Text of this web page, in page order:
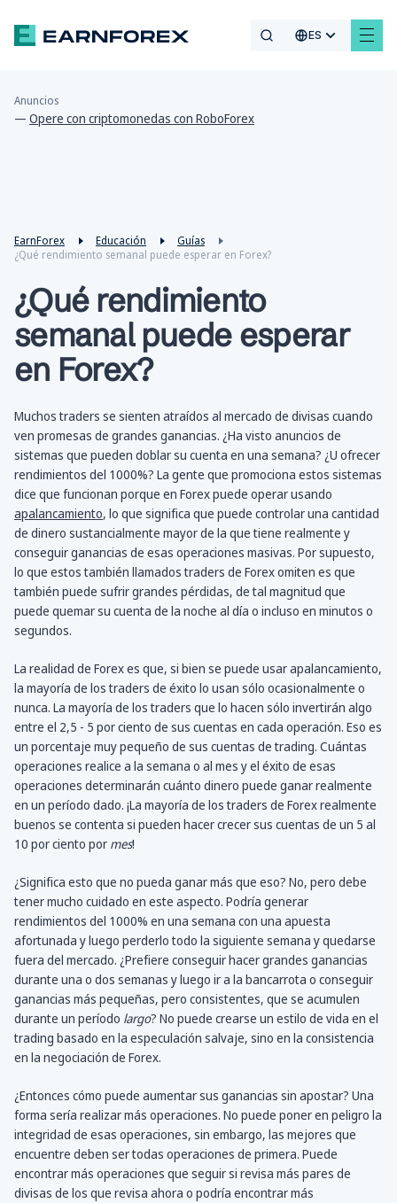
ES
Anuncios
— Opere con criptomonedas con RoboForex
EarnForex Educación
Guías
¿Qué rendimiento semanal puede esperar en Forex?
¿Qué rendimiento
semanal puede esperar
en Forex?
Muchos traders se sienten atraídos al mercado de divisas cuando
ven promesas de grandes ganancias. ¿Ha visto anuncios de
sistemas que pueden doblar su cuenta en una semana? ¿U ofrecer
rendimientos del 1000%? La gente que promociona estos sistemas
dice que funcionan porque en Forex puede operar usando
apalancamiento, lo que significa que puede controlar una cantidad
de dinero sustancialmente mayor de la que tiene realmente y
conseguir ganancias de esas operaciones masivas. Por supuesto,
lo que estos también llamados traders de Forex omiten es que
también puede sufrir grandes pérdidas, de tal magnitud que
puede quemar su cuenta de la noche al día o incluso en minutos o
segundos.
La realidad de Forex es que, si bien se puede usar apalancamiento,
la mayoría de los traders de éxito lo usan sólo ocasionalmente o
nunca. La mayoría de los traders que lo hacen sólo invertirán algo
entre el 2,5 - 5 por ciento de sus cuentas en cada operación. Eso es
un porcentaje muy pequeño de sus cuentas de trading. Cuántas
operaciones realice a la semana o al mes y el éxito de esas
operaciones determinarán cuánto dinero puede ganar realmente
en un período dado. ¡La mayoría de los traders de Forex realmente
buenos se contenta si pueden hacer crecer sus cuentas de un 5 al
10 por ciento por mes!
¿Significa esto que no pueda ganar más que eso? No, pero debe
tener mucho cuidado en este aspecto. Podría generar
rendimientos del 1000% en una semana con una apuesta
afortunada y luego perderlo todo la siguiente semana y quedarse
fuera del mercado. ¿Prefiere conseguir hacer grandes ganancias
durante una o dos semanas y luego ir a la bancarrota o conseguir
ganancias más pequeñas, pero consistentes, que se acumulen
durante un período largo? No puede crearse un estilo de vida en el
trading basado en la especulación salvaje, sino en la consistencia
en la negociación de Forex.
¿Entonces cómo puede aumentar sus ganancias sin apostar? Una
forma sería realizar más operaciones. No puede poner en peligro la
integridad de esas operaciones, sin embargo, las mejores que
encuentre deben ser todas operaciones de primera. Puede
encontrar más operaciones que seguir si revisa más pares de
divisas de los que revisa ahora o podría encontrar más